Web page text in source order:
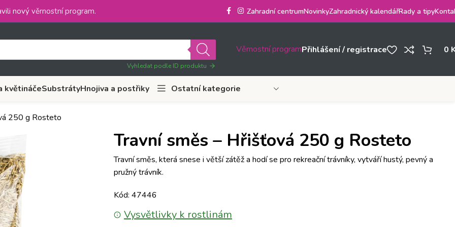
nový věrnostní program. Zahradní centrumNovinkyZahradnický kalendářRady a tipy
Vyhledat podle ID produktu
Věrnostní programPřihlášení / registrace 0
květináčeSubstrátyHnojiva a postřiky Ostatní kategorie
250 g Rosteto
Travní směs – Hřišťová 250 g Rosteto
Travní směs, která snese i větší zátěž a hodí se pro rekreační trávníky, vytváří hustý, pevný a
pružný trávník.
Kód: 47446
Vysvětlivky k rostlinám